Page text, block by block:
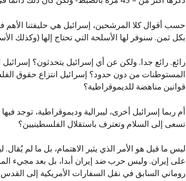
حسب أقوال كلا المرشحين، إسرائيل هي حليفتنا الأهم
بكل ثمن. سنوفر لها الأسلحة التي تحتاج إلها (وكذلك
رائع. رائع جدا. ولكن عن أي إسرائيل يتحدثون؟ إسرائيل
المستوطنات من دون حدود؟ إسرائيل انتزاع حقوق
قوانين مناهضة للديموقراطية؟
أم ربما إسرائيل أخرى، ليبرالية وديموقراطية، توجد
تسعى إلى السلام وتعترف باستقلال الفلسطينيين؟
ليس ما قيل هو الأمر الذي يثير الاهتمام، بل ما لم
على إيران. وليس حرب ضد إيران أبدا، بل بعد مجيء
روماني السابق في نقل السفارات الأمريكية إلى القدس.